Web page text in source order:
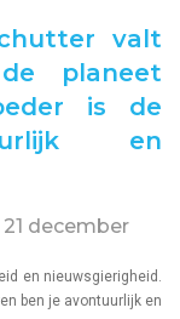
valt
planeet
is de
en
december
en nieuwsgierigheid.
ben je avontuurlijk en